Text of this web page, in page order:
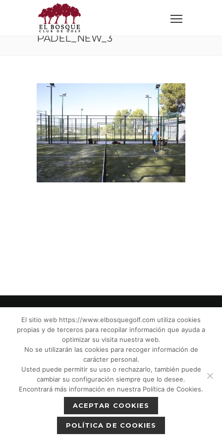
Home Instalaciones
PADEL_NEW_3
© El Bosque Club de Golf |Aviso Legal|
Política de Privacidad| Política de Cookies
Política de devoluciones|
Protección de Menores CPM”|
El sitio web https://www.elbosquegolf.com utiliza cookies
propias y de terceros para recopilar información que ayuda a
optimizar su visita nuestra web.
No se utilizarán las cookies para recoger información de
carácter personal.
Usted puede permitir su uso o rechazarlo, también puede
cambiar su configuración siempre que lo desee.
Encontrará más información en nuestra Política de Cookies.
ACEPTAR COOKIES
POLÍTICA DE COOKIES